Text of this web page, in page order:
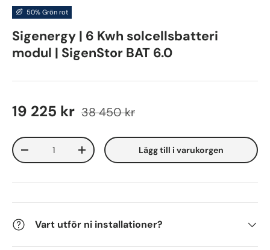
50% Grön rot
Sigenergy | 6 Kwh solcellsbatteri
modul | SigenStor BAT 6.0
19 225 kr 38 450 kr
Antal
-
+ Lägg till i varukorgen
Vart utför ni installationer?